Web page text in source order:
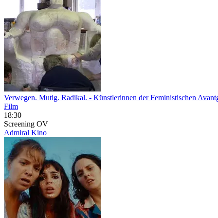
Verwegen. Mutig. Radikal. - Künstlerinnen der Feministischen
Film
18:30
Screening OV
Admiral Kino